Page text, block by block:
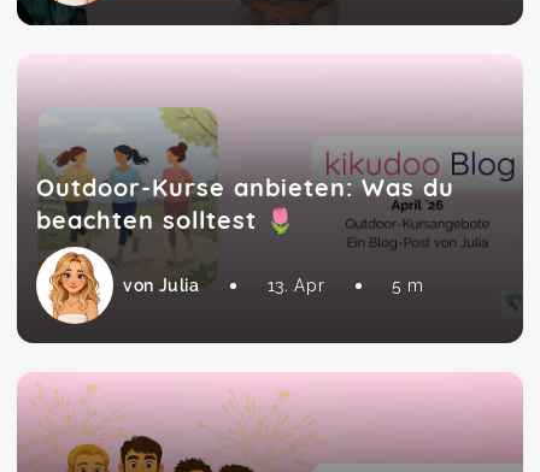
Outdoor-Kurse anbieten: Was du
beachten solltest 🌷
von Julia 13. Apr 5 m